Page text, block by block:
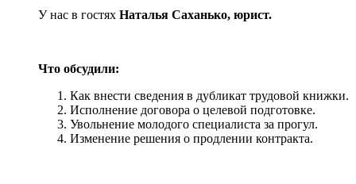
У нас в гостях Наталья Саханько, юрист.
Что обсудили:
Как внести сведения в дубликат трудовой книжки.
Исполнение договора о целевой подготовке.
Увольнение молодого специалиста за прогул.
Изменение решения о продлении контракта.